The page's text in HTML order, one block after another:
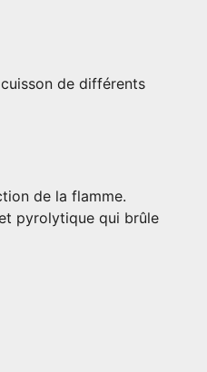
de différents
de la flamme.
pyrolytique qui brûle